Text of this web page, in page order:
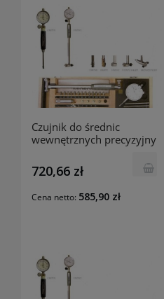
Czujnik do średnic
wewnętrznych precyzyjny
MIB-Germany
720,66 zł
Cena netto: 585,90 zł